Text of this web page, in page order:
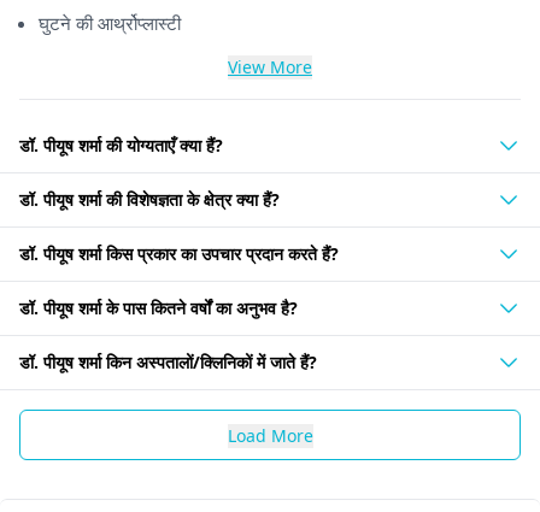
घुटने की आर्थ्रोप्लास्टी
View More
डॉ. पीयूष शर्मा की योग्यताएँ क्या हैं?
डॉ. पीयूष शर्मा की विशेषज्ञता के क्षेत्र क्या हैं?
डॉ. पीयूष शर्मा किस प्रकार का उपचार प्रदान करते हैं?
डॉ. पीयूष शर्मा के पास कितने वर्षों का अनुभव है?
डॉ. पीयूष शर्मा किन अस्पतालों/क्लिनिकों में जाते हैं?
Load More